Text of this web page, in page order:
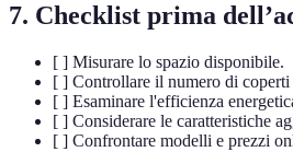
7. Checklist prima
[ ] Misurare lo spazio disponibile.
[ ] Controllare il numero di coperti
[ ] Esaminare l'efficienza
[ ] Considerare le caratteristiche
[ ] Confrontare modelli e prezzi